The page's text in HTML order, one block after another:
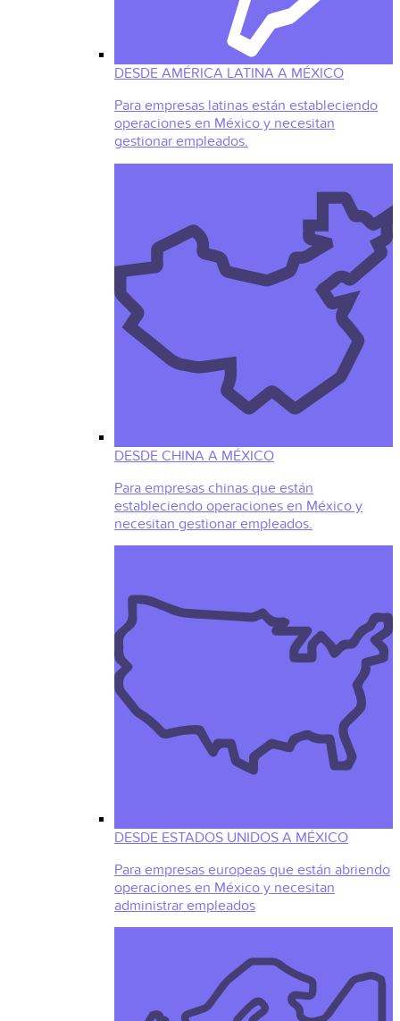
DESDE AMÉRICA LATINA A MÉXICO
Para empresas latinas están estableciendo
operaciones en México y necesitan
gestionar empleados.
DESDE CHINA A MÉXICO
Para empresas chinas que están
estableciendo operaciones en México y
necesitan gestionar empleados.
DESDE ESTADOS UNIDOS A MÉXICO
Para empresas europeas que están abriendo
operaciones en México y necesitan
administrar empleados